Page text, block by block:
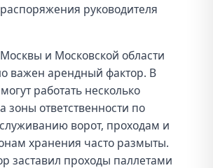
руководителя
и Московской области
важен арендный фактор. В
работать несколько
зоны ответственности по
ворот, проходам и
хранения часто размыты.
заставил проходы паллетами